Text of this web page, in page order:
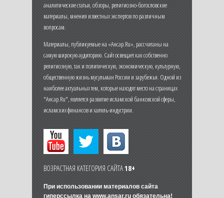
аналитические статьи, обзоры, религиозно-богословские
материалы, мнения известных экспертов по различным
вопросам.
Материалы, публикуемые на «Ансар.Ru», рассчитаны на
самую широкую аудиторию. Сайт освещает как собственно
религиозную, так и политическую, экономическую, культурную,
общественную жизнь мусульман России и зарубежья. Одной из
наиболее актуальных тем, которые находят место на страницах
"Ансар.Ru", является развитие исламской банковской сферы,
исламских финансов и халяль-индустрии.
ВОЗРАСТНАЯ КАТЕГОРИЯ САЙТА18+
При использовании материалов сайта
гиперссылка на www.ansar.ruобязательна!